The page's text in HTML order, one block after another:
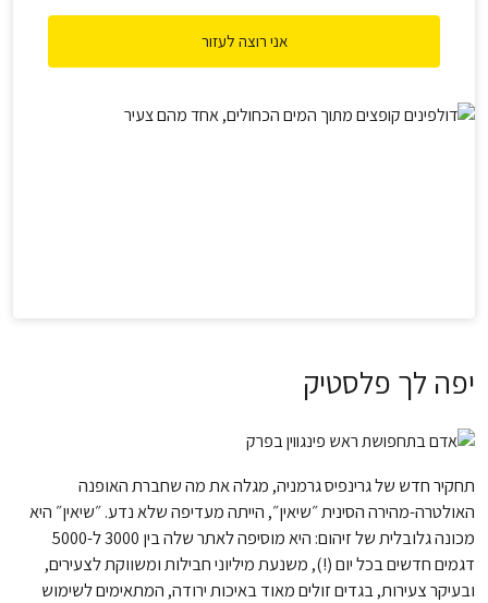
אני רוצה לעזור
יפה לך פלסטיק
תחקיר חדש של גרינפיס גרמניה, מגלה את מה שחברת האופנה
האולטרה-מהירה הסינית ״שיאין״, הייתה מעדיפה שלא נדע. ״שיאין״ היא
מכונה גלובלית של זיהום: היא מוסיפה לאתר שלה בין 3000 ל-5000
דגמים חדשים בכל יום (!), משנעת מיליוני חבילות ומשווקת לצעירים,
ובעיקר צעירות, בגדים זולים מאוד באיכות ירודה, המתאימים לשימוש